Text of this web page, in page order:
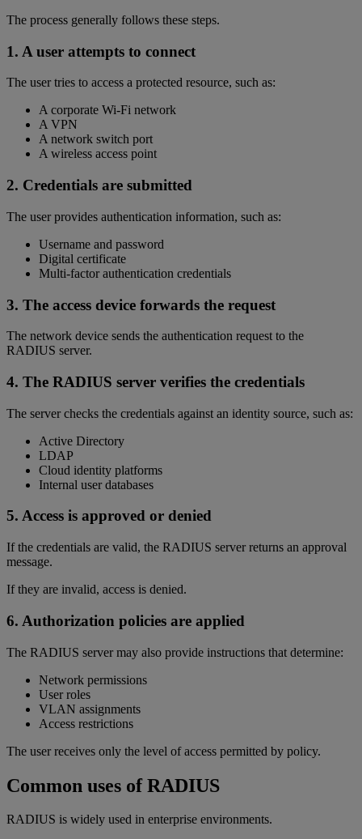
The process generally follows these steps.
1. A user attempts to connect
The user tries to access a protected resource, such as:
A corporate Wi-Fi network
A VPN
A network switch port
A wireless access point
2. Credentials are submitted
The user provides authentication information, such as:
Username and password
Digital certificate
Multi-factor authentication credentials
3. The access device forwards the request
The network device sends the authentication request to the
RADIUS server.
4. The RADIUS server verifies the credentials
The server checks the credentials against an identity source, such as:
Active Directory
LDAP
Cloud identity platforms
Internal user databases
5. Access is approved or denied
If the credentials are valid, the RADIUS server returns an approval
message.
If they are invalid, access is denied.
6. Authorization policies are applied
The RADIUS server may also provide instructions that determine:
Network permissions
User roles
VLAN assignments
Access restrictions
The user receives only the level of access permitted by policy.
Common uses of RADIUS
RADIUS is widely used in enterprise environments.